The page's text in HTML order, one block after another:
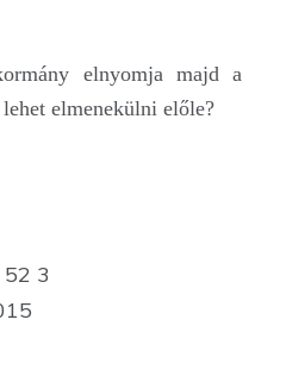
elnyomja majd a
elmenekülni előle?
3